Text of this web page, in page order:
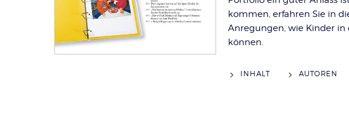
kommen, erfahren Sie in
Anregungen, wie Kinder
können.
INHALT AUTOREN